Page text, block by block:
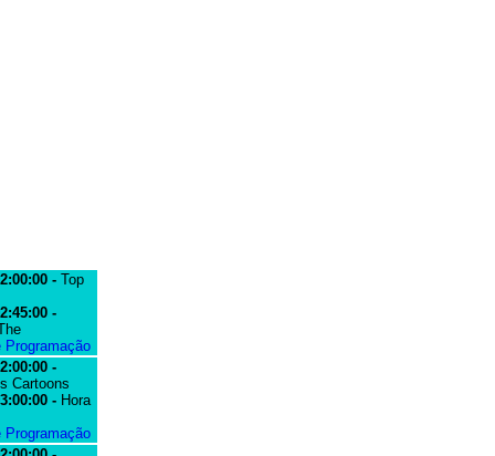
- Top
-
Programação
-
Cartoons
- Hora
Programação